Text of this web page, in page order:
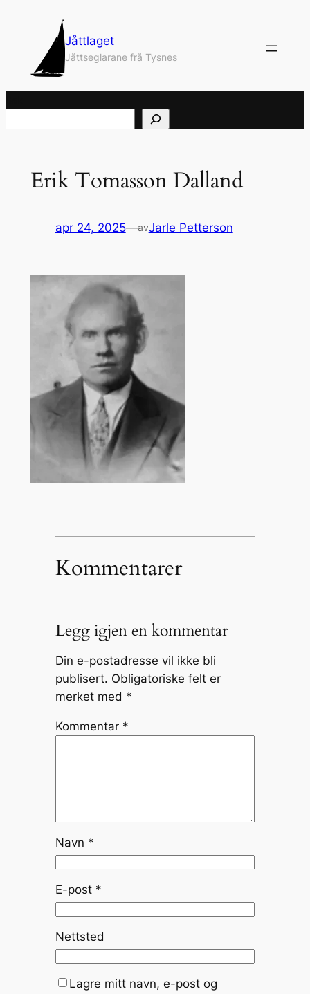
Jåttlaget
Jåttseglarane frå Tysnes
Erik Tomasson Dalland
apr 24, 2025—avJarle Petterson
Kommentarer
Legg igjen en kommentar
Din e-postadresse vil ikke bli
publisert. Obligatoriske felt er
merket med *
Kommentar *
Navn *
E-post *
Nettsted
Lagre mitt navn, e-post og